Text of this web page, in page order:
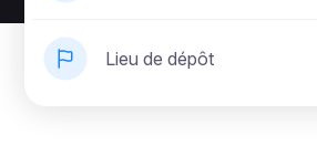
Lieu de dépôt